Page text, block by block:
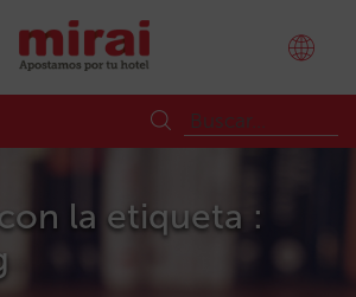
la etiqueta :